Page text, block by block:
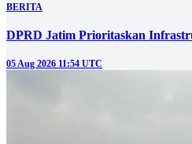
BERITA
DPRD Jatim Prioritaskan
05 Aug 2026 11:54 UTC